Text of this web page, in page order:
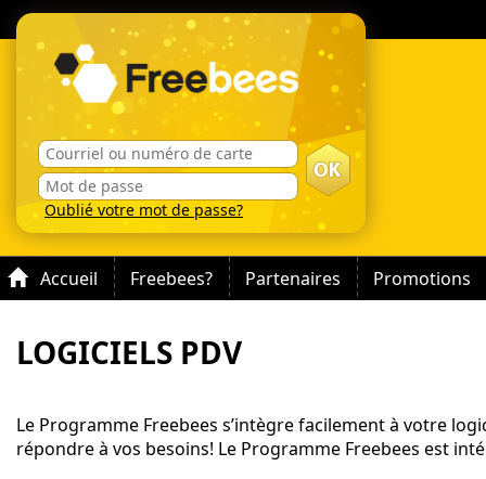
Oublié votre mot de passe?
Accueil Freebees? Partenaires Promotions
LOGICIELS PDV
Le Programme Freebees s’intègre facilement à votre
répondre à vos besoins! Le Programme Freebees est